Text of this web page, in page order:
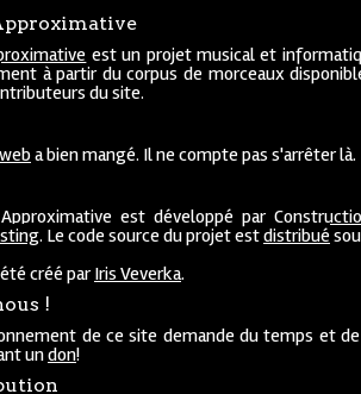
est un projet musical et
à partir du corpus de morceaux
du site.
a bien mangé. Il ne compte pas s'arrêter là.
est développé par
. Le code source du projet estdistribué
créé par Iris Veverka.
!
de ce site demande du temps et
undon!